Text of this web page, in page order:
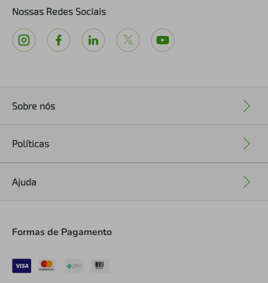
Nossas Redes Sociais
Sobre nós
Políticas
Ajuda
Formas de Pagamento